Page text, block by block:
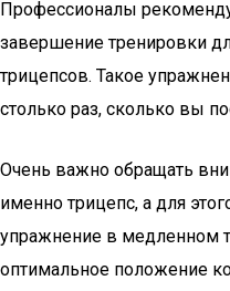
Профессионалы
завершение тренировки
трицепсов. Такое
столько раз, сколько вы
Очень важно обращать
именно трицепс, а для
упражнение в медленном
оптимальное положение